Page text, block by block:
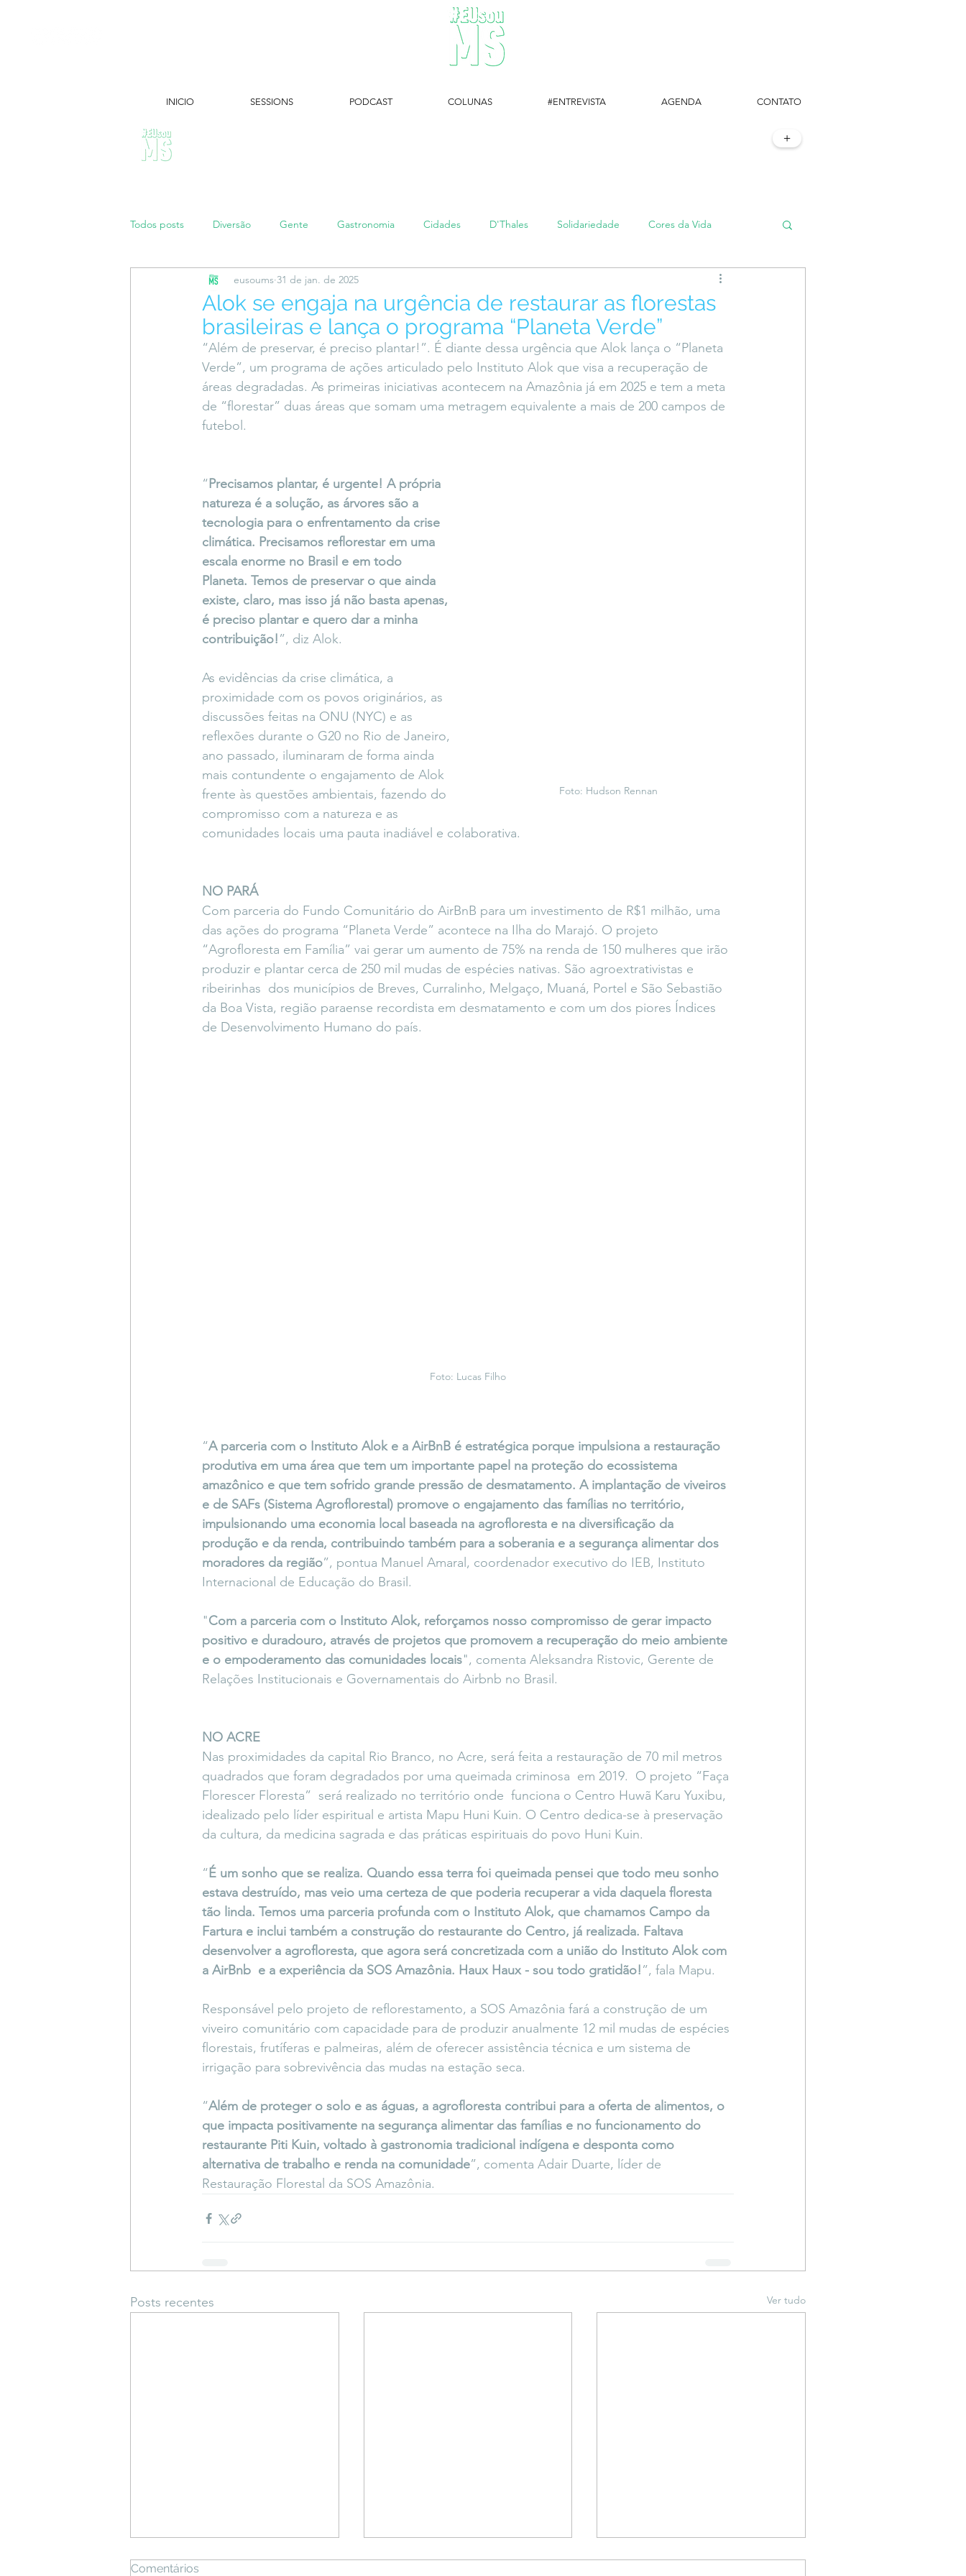
Todos posts Diversão Gente Gastronomia Cidades D'Thales Solidariedade Cores da Vida
Papo de Mãe #maratonei #setembroamarelo #TôemSampa, meu!
Coluna do Vasques #DescomplicaLara #entrevista Entre Palavras Fora da Curva Território Livre
DESIMAGINAR Saiba Direito
Alok se engaja na urgência de restaurar as florestas
brasileiras e lança o programa “Planeta Verde”
eusoums 31 de jan. de 2025
“Além de preservar, é preciso plantar!”. É diante dessa urgência que Alok lança o “Planeta
Verde”, um programa de ações articulado pelo Instituto Alok que visa a recuperação de
áreas degradadas. As primeiras iniciativas acontecem na Amazônia já em 2025 e tem a meta
de “florestar” duas áreas que somam uma metragem equivalente a mais de 200 campos de
futebol.
Foto: Hudson Rennan
“Precisamos plantar, é urgente! A própria
natureza é a solução, as árvores são a
tecnologia para o enfrentamento da crise
climática. Precisamos reflorestar em uma
escala enorme no Brasil e em todo
Planeta. Temos de preservar o que ainda
existe, claro, mas isso já não basta apenas,
é preciso plantar e quero dar a minha
contribuição!”, diz Alok.
As evidências da crise climática, a
proximidade com os povos originários, as
discussões feitas na ONU (NYC) e as
reflexões durante o G20 no Rio de Janeiro,
ano passado, iluminaram de forma ainda
mais contundente o engajamento de Alok
frente às questões ambientais, fazendo do
compromisso com a natureza e as
comunidades locais uma pauta inadiável e colaborativa.
NO PARÁ
Com parceria do Fundo Comunitário do AirBnB para um investimento de R$1 milhão, uma
das ações do programa “Planeta Verde” acontece na Ilha do Marajó. O projeto
“Agrofloresta em Família” vai gerar um aumento de 75% na renda de 150 mulheres que irão
produzir e plantar cerca de 250 mil mudas de espécies nativas. São agroextrativistas e
ribeirinhas  dos municípios de Breves, Curralinho, Melgaço, Muaná, Portel e São Sebastião
da Boa Vista, região paraense recordista em desmatamento e com um dos piores Índices
de Desenvolvimento Humano do país.
Foto: Lucas Filho
“A parceria com o Instituto Alok e a AirBnB é estratégica porque impulsiona a restauração
produtiva em uma área que tem um importante papel na proteção do ecossistema
amazônico e que tem sofrido grande pressão de desmatamento. A implantação de viveiros
e de SAFs (Sistema Agroflorestal) promove o engajamento das famílias no território,
impulsionando uma economia local baseada na agrofloresta e na diversificação da
produção e da renda, contribuindo também para a soberania e a segurança alimentar dos
moradores da região”, pontua Manuel Amaral, coordenador executivo do IEB, Instituto
Internacional de Educação do Brasil.
"Com a parceria com o Instituto Alok, reforçamos nosso compromisso de gerar impacto
positivo e duradouro, através de projetos que promovem a recuperação do meio ambiente
e o empoderamento das comunidades locais", comenta Aleksandra Ristovic, Gerente de
Relações Institucionais e Governamentais do Airbnb no Brasil.
NO ACRE
Nas proximidades da capital Rio Branco, no Acre, será feita a restauração de 70 mil metros
quadrados que foram degradados por uma queimada criminosa  em 2019.  O projeto “Faça
Florescer Floresta”  será realizado no território onde  funciona o Centro Huwã Karu Yuxibu,
idealizado pelo líder espiritual e artista Mapu Huni Kuin. O Centro dedica-se à preservação
da cultura, da medicina sagrada e das práticas espirituais do povo Huni Kuin.
“É um sonho que se realiza. Quando essa terra foi queimada pensei que todo meu sonho
estava destruído, mas veio uma certeza de que poderia recuperar a vida daquela floresta
tão linda. Temos uma parceria profunda com o Instituto Alok, que chamamos Campo da
Fartura e inclui também a construção do restaurante do Centro, já realizada. Faltava
desenvolver a agrofloresta, que agora será concretizada com a união do Instituto Alok com
a AirBnb  e a experiência da SOS Amazônia. Haux Haux - sou todo gratidão!”, fala Mapu.
Responsável pelo projeto de reflorestamento, a SOS Amazônia fará a construção de um
viveiro comunitário com capacidade para de produzir anualmente 12 mil mudas de espécies
florestais, frutíferas e palmeiras, além de oferecer assistência técnica e um sistema de
irrigação para sobrevivência das mudas na estação seca.
“Além de proteger o solo e as águas, a agrofloresta contribui para a oferta de alimentos, o
que impacta positivamente na segurança alimentar das famílias e no funcionamento do
restaurante Piti Kuin, voltado à gastronomia tradicional indígena e desponta como
alternativa de trabalho e renda na comunidade”, comenta Adair Duarte, líder de
Restauração Florestal da SOS Amazônia.
Posts recentes Ver tudo
Comentários
+
INICIO SESSIONS PODCAST COLUNAS #ENTREVISTA AGENDA CONTATO